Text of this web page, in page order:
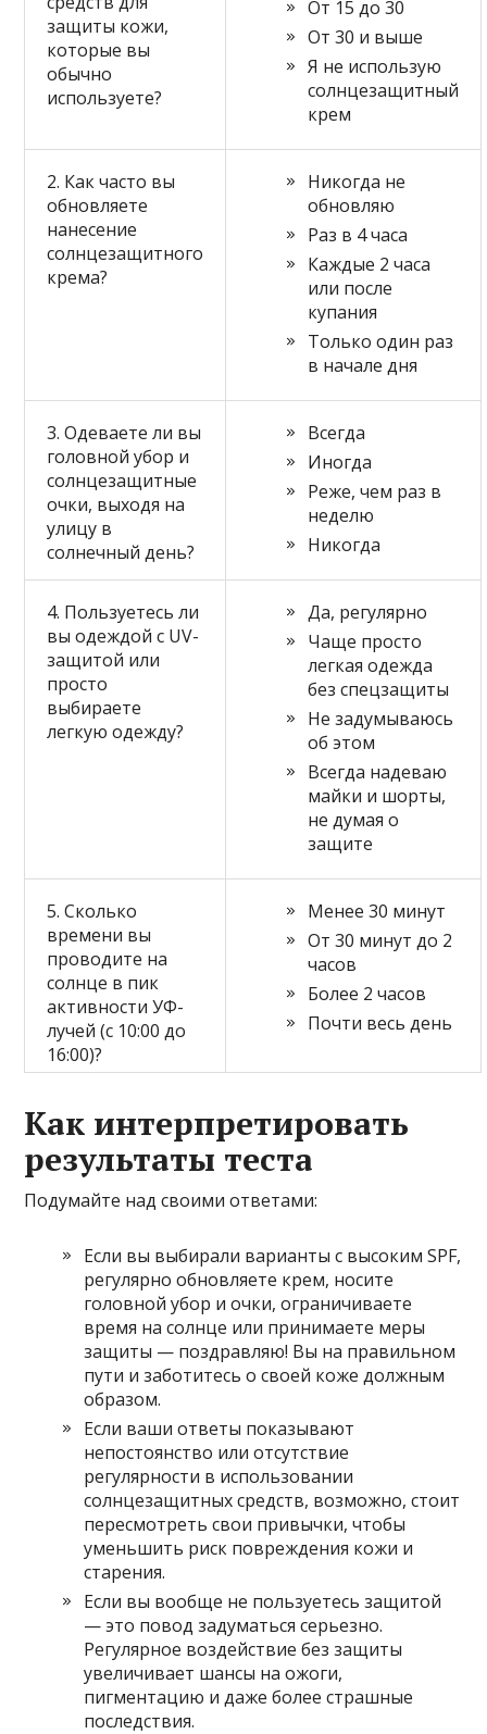
защиты кожи,
которые вы
обычно
используете?
От 15 до 30
От 30 и выше
Я не использую
солнцезащитный
крем
2. Как часто вы
обновляете
нанесение
солнцезащитного
крема?
Никогда не
обновляю
Раз в 4 часа
Каждые 2 часа
или после
купания
Только один раз
в начале дня
3. Одеваете ли вы
головной убор и
солнцезащитные
очки, выходя на
улицу в
солнечный день?
Всегда
Иногда
Реже, чем раз в
неделю
Никогда
4. Пользуетесь ли
вы одеждой с UV-
защитой или
просто
выбираете
легкую одежду?
Да, регулярно
Чаще просто
легкая одежда
без спецзащиты
Не задумываюсь
об этом
Всегда надеваю
майки и шорты,
не думая о
защите
5. Сколько
времени вы
проводите на
солнце в пик
активности УФ-
лучей (с 10:00 до
16:00)?
Менее 30 минут
От 30 минут до 2
часов
Более 2 часов
Почти весь день
Как интерпретировать
результаты теста
Подумайте над своими ответами:
Если вы выбирали варианты с высоким SPF,
регулярно обновляете крем, носите
головной убор и очки, ограничиваете
время на солнце или принимаете меры
защиты — поздравляю! Вы на правильном
пути и заботитесь о своей коже должным
образом.
Если ваши ответы показывают
непостоянство или отсутствие
регулярности в использовании
солнцезащитных средств, возможно, стоит
пересмотреть свои привычки, чтобы
уменьшить риск повреждения кожи и
старения.
Если вы вообще не пользуетесь защитой
— это повод задуматься серьезно.
Регулярное воздействие без защиты
увеличивает шансы на ожоги,
пигментацию и даже более страшные
последствия.